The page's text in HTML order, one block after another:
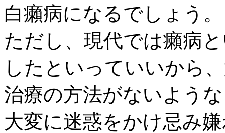
白癩病になるでしょう。
ただし、現代では癩病
したといっていいから
治療の方法がないよう
大変に迷惑をかけ忌み